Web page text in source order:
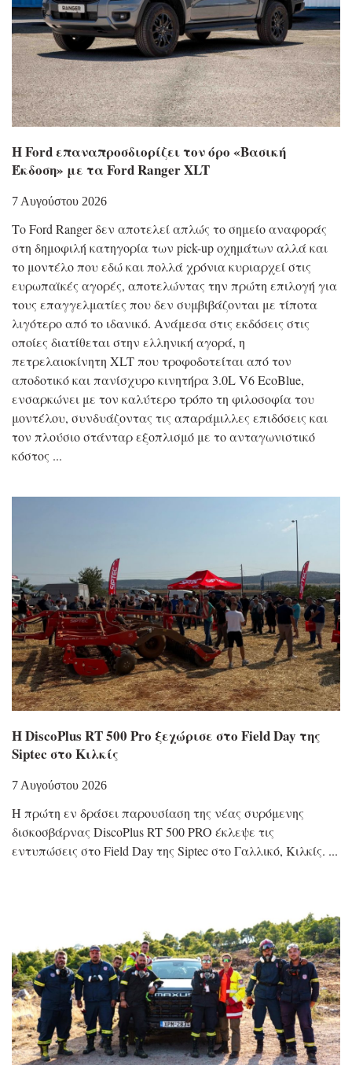
Η Ford επαναπροσδιορίζει τον όρο «Βασική
Έκδοση» με τα Ford Ranger XLT
7 Αυγούστου 2026
Το Ford Ranger δεν αποτελεί απλώς το σημείο αναφοράς
στη δημοφιλή κατηγορία των pick-up οχημάτων αλλά και
το μοντέλο που εδώ και πολλά χρόνια κυριαρχεί στις
ευρωπαϊκές αγορές, αποτελώντας την πρώτη επιλογή για
τους επαγγελματίες που δεν συμβιβάζονται με τίποτα
λιγότερο από το ιδανικό. Ανάμεσα στις εκδόσεις στις
οποίες διατίθεται στην ελληνική αγορά, η
πετρελαιοκίνητη XLT που τροφοδοτείται από τον
αποδοτικό και πανίσχυρο κινητήρα 3.0L V6 EcoBlue,
ενσαρκώνει με τον καλύτερο τρόπο τη φιλοσοφία του
μοντέλου, συνδυάζοντας τις απαράμιλλες επιδόσεις και
τον πλούσιο στάνταρ εξοπλισμό με το ανταγωνιστικό
κόστος
Η DiscoPlus RT 500 Pro ξεχώρισε στο Field Day της
Siptec στο Κιλκίς
7 Αυγούστου 2026
Η πρώτη εν δράσει παρουσίαση της νέας συρόμενης
δισκοσβάρνας DiscoPlus RT 500 PRO έκλεψε τις
εντυπώσεις στο Field Day της Siptec στο Γαλλικό, Κιλκίς.